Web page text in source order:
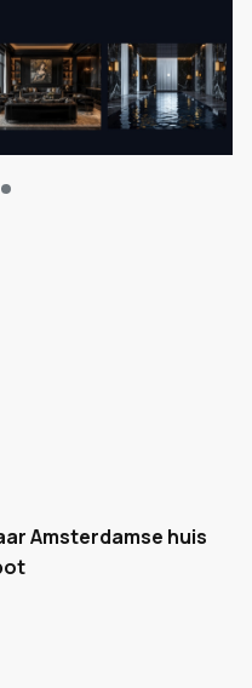
Amsterdamse huis